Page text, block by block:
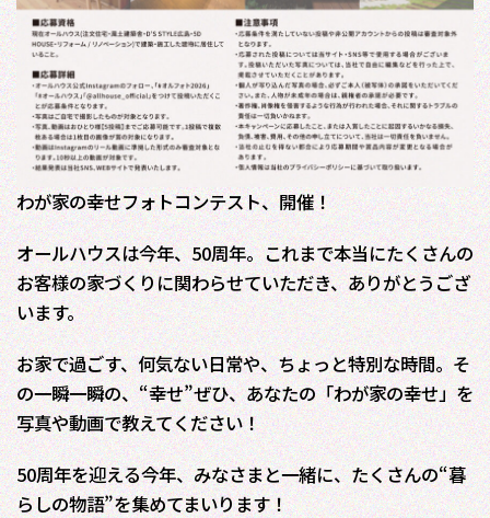
わが家の幸せフォトコンテスト、開催！
オールハウスは今年、50周年。これまで本当にたくさんの
お客様の家づくりに関わらせていただき、ありがとうござ
います。
お家で過ごす、何気ない日常や、ちょっと特別な時間。そ
の一瞬一瞬の、“幸せ”ぜひ、あなたの「わが家の幸せ」を
写真や動画で教えてください！
50周年を迎える今年、みなさまと一緒に、たくさんの“暮
らしの物語”を集めてまいります！